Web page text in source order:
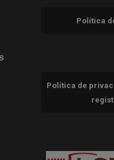
nueva)
ventana nueva)
(abre en ventana
Política
Política de